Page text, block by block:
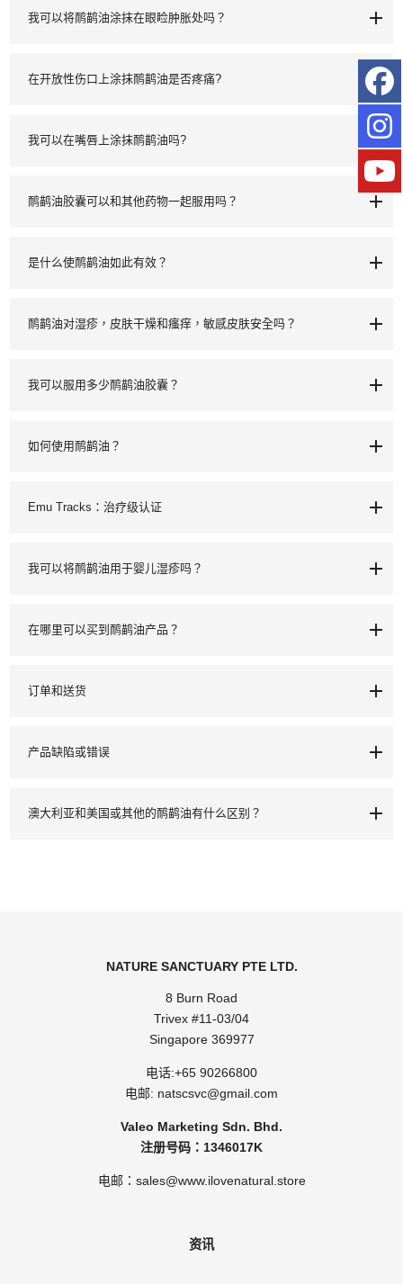
我可以将鸸鹋油涂抹在眼睑肿胀处吗？
在开放性伤口上涂抹鸸鹋油是否疼痛?
我可以在嘴唇上涂抹鸸鹋油吗?
鸸鹋油胶囊可以和其他药物一起服用吗？
是什么使鸸鹋油如此有效？
鸸鹋油对湿疹，皮肤干燥和瘙痒，敏感皮肤安全吗？
我可以服用多少鸸鹋油胶囊？
如何使用鸸鹋油？
Emu Tracks：治疗级认证
我可以将鸸鹋油用于婴儿湿疹吗？
在哪里可以买到鸸鹋油产品？
订单和送货
产品缺陷或错误
澳大利亚和美国或其他的鸸鹋油有什么区别？
NATURE SANCTUARY PTE LTD.
8 Burn Road
Trivex #11-03/04
Singapore 369977
电话:+65 90266800
电邮: natscsvc@gmail.com
Valeo Marketing Sdn. Bhd.
注册号码：1346017K
电邮：sales@www.ilovenatural.store
资讯